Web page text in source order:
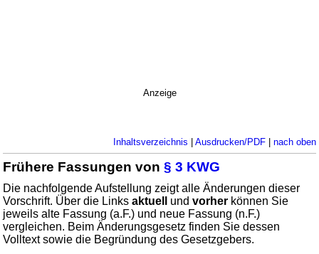
Anzeige
Inhaltsverzeichnis | Ausdrucken/PDF| nach oben
Frühere Fassungen von§ 3 KWG
Die nachfolgende Aufstellung zeigt alle Änderungen dieser
Vorschrift. Über die Linksaktuell undvorher können Sie
jeweils alte Fassung (a.F.) und neue Fassung (n.F.)
vergleichen. Beim Änderungsgesetz finden Sie dessen
Volltext sowie die Begründung des Gesetzgebers.